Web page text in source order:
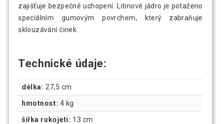
zajišťuje bezpečné uchopení. Litinové jádro je potaženo
speciálním gumovým povrchem, který zabraňuje
sklouzávání činek.
Technické údaje:
délka: 27,5 cm
hmotnost: 4 kg
šířka rukojeti: 13 cm